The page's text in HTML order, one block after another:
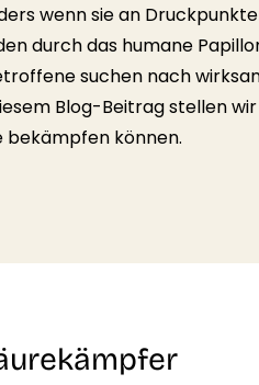
wenn sie an
durch das humane
suchen nach
Blog-Beitrag stellen
bekämpfen können.